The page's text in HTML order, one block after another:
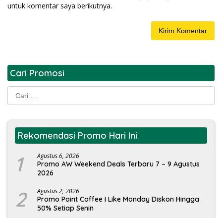
untuk komentar saya berikutnya.
Cari Promosi
Cari
untuk:
Rekomendasi Promo Hari Ini
1 Agustus 6, 2026
Promo AW Weekend Deals Terbaru 7 – 9 Agustus
2026
2 Agustus 2, 2026
Promo Point Coffee I Like Monday Diskon Hingga
50% Setiap Senin